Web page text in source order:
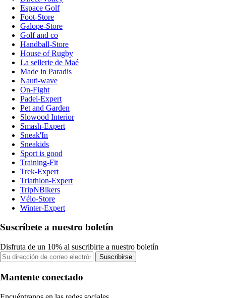
Espace Golf
Foot-Store
Galope-Store
Golf and co
Handball-Store
House of Rugby
La sellerie de Maé
Made in Paradis
Nauti-wave
On-Fight
Padel-Expert
Pet and Garden
Slowood Interior
Smash-Expert
Sneak'In
Sneakids
Sport is good
Training-Fit
Trek-Expert
Triathlon-Expert
TripNBikers
Vélo-Store
Winter-Expert
Suscríbete a nuestro boletín
Disfruta de un 10% al suscribirte a nuestro boletín
Suscribirse
Mantente conectado